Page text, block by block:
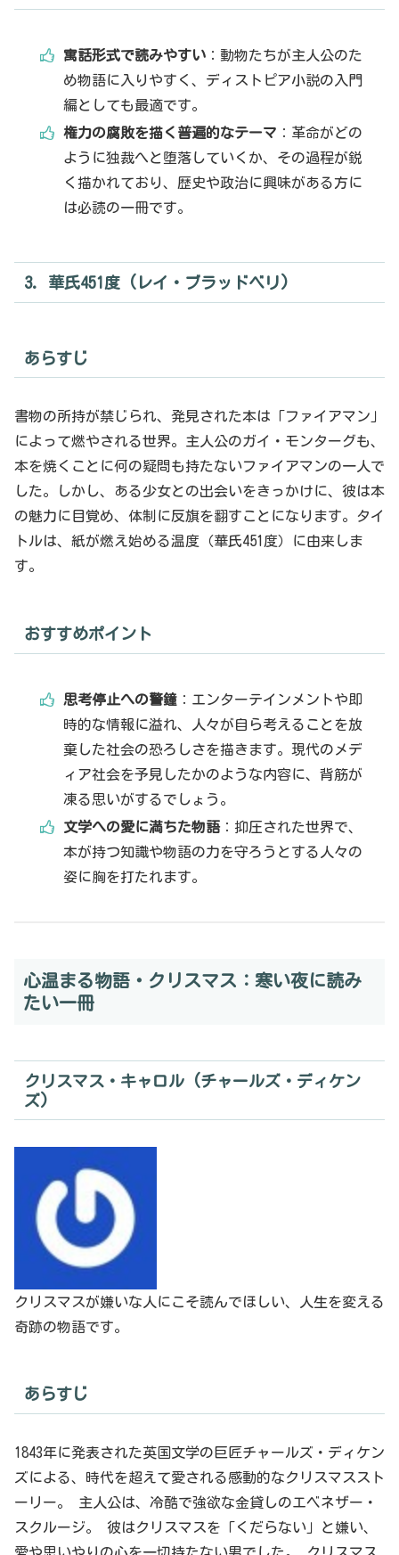
寓話形式で読みやすい：動物たちが主人公のた
め物語に入りやすく、ディストピア小説の入門
編としても最適です。
権力の腐敗を描く普遍的なテーマ ：革命がどの
ように独裁へと堕落していくか、その過程が鋭
く描かれており、歴史や政治に興味がある方に
は必読の一冊です。
3. 華氏451度 (レイ・ブラッドベリ)
あらすじ
書物の所持が禁じられ、発見された本は「ファイアマン」
によって燃やされる世界。主人公のガイ・モンターグも、
本を焼くことに何の疑問も持たないファイアマンの一人で
した。しかし、ある少女との出会いをきっかけに、彼は本
の魅力に目覚め、体制に反旗を翻すことになります。タイ
トルは、紙が燃え始める温度（華氏451度）に由来しま
す。
おすすめポイント
思考停止への警鐘：エンターテインメントや即
時的な情報に溢れ、人々が自ら考えることを放
棄した社会の恐ろしさを描きます。現代のメデ
ィア社会を予見したかのような内容に、背筋が
凍る思いがするでしょう。
文学への愛に満ちた物語：抑圧された世界で、
本が持つ知識や物語の力を守ろうとする人々の
姿に胸を打たれます。
心温まる物語・クリスマス：寒い夜に読み
たい一冊
クリスマス・キャロル (チャールズ・ディケン
ズ)
クリスマスが嫌いな人にこそ読んでほしい、人生を変える
奇跡の物語です。
あらすじ
1843年に発表された英国文学の巨匠チャールズ・ディケン
ズによる、時代を超えて愛される感動的なクリスマススト
ーリー。 主人公は、冷酷で強欲な金貸しのエベネザー・
スクルージ。 彼はクリスマスを「くだらない」と嫌い、